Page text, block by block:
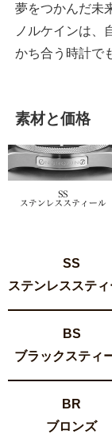
夢をつかんだ未
ノルケインは、
かち合う時計で
素材と価格
SS
ステンレスステ
BS
ブラックスティ
BR
ブロンズ